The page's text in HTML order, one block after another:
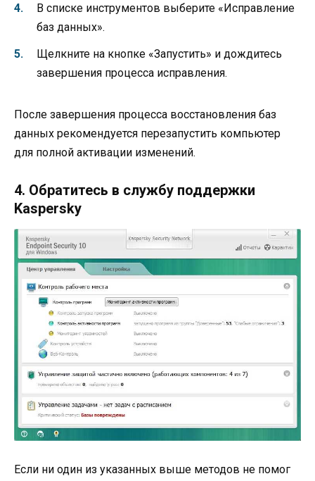
В списке инструментов выберите «Исправление
баз данных».
Щелкните на кнопке «Запустить» и дождитесь
завершения процесса исправления.
После завершения процесса восстановления баз
данных рекомендуется перезапустить компьютер
для полной активации изменений.
4. Обратитесь в службу поддержки
Kaspersky
Если ни один из указанных выше методов не помог